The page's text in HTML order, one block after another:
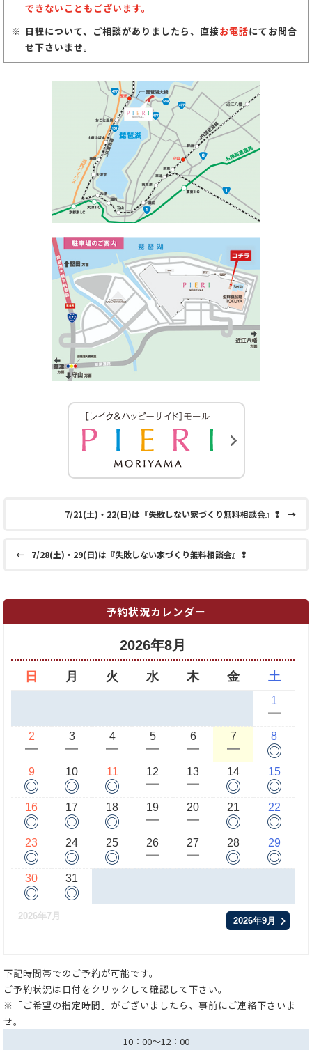
できないこともございます。
日程について、ご相談がありましたら、直接お電話にてお問合
せ下さいませ。
7/21(土)・22(日)は『失敗しない家づくり無料相談会』❢ →
← 7/28(土)・29(日)は『失敗しない家づくり無料相談会』❢
予約状況カレンダー
2026年8月
日 月 火 水 木 金 土
1
ー
2
ー
3
ー
4
ー
5
ー
6
ー
7
ー
8
◎
9
◎
10
◎
11
◎
12
ー
13
ー
14
◎
15
◎
16
◎
17
◎
18
◎
19
ー
20
ー
21
◎
22
◎
23
◎
24
◎
25
◎
26
ー
27
ー
28
◎
29
◎
30
◎
31
◎
2026年7月 2026年9月
下記時間帯でのご予約が可能です。
ご予約状況は日付をクリックして確認して下さい。
※「ご希望の指定時間」がございましたら、事前にご連絡下さいま
せ。
10：00～12：00